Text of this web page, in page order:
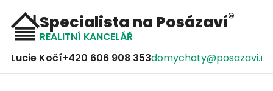
Specialista na Posázaví®
REALITNÍ KANCELÁŘ
Lucie Kočí+420 606 908 353